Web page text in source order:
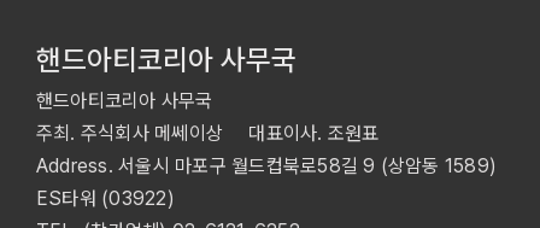
핸드아티코리아 사무국
핸드아티코리아 사무국
주최. 주식회사 메쎄이상 대표이사. 조원표
Address. 서울시 마포구 월드컵북로58길 9 (상암동 1589)
ES타워 (03922)